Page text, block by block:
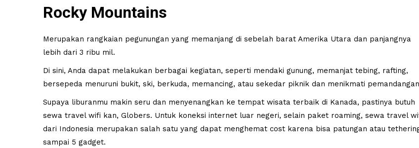
Rocky Mountains
Merupakan rangkaian pegunungan yang memanjang di sebelah barat Amerika Utara dan panjangnya
lebih dari 3 ribu mil.
Di sini, Anda dapat melakukan berbagai kegiatan, seperti mendaki gunung, memanjat tebing, rafting,
bersepeda menuruni bukit, ski, berkuda, memancing, atau sekedar piknik dan menikmati
Supaya liburanmu makin seru dan menyenangkan ke tempat wisata terbaik di Kanada, pastinya butuh
sewa travel wifi kan, Globers. Untuk koneksi internet luar negeri, selain paket roaming, sewa travel
dari Indonesia merupakan salah satu yang dapat menghemat cost karena bisa patungan atau
sampai 5 gadget.